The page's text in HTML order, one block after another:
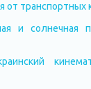
от транспортных
и солнечная